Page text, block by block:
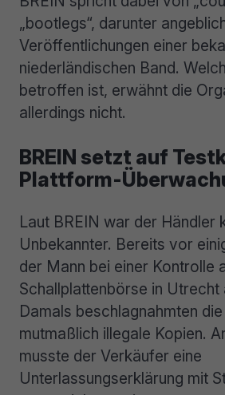
„bootlegs“, darunter
Veröffentlichungen einer
niederländischen Band.
betroffen ist, erwähnt die
allerdings nicht.
BREIN setzt auf
Plattform-
Laut BREIN war der Händler
Unbekannter. Bereits vor
der Mann bei einer Kontrolle
Schallplattenbörse in Utrecht
Damals beschlagnahmten
mutmaßlich illegale Kopien.
musste der Verkäufer eine
Unterlassungserklärung mit